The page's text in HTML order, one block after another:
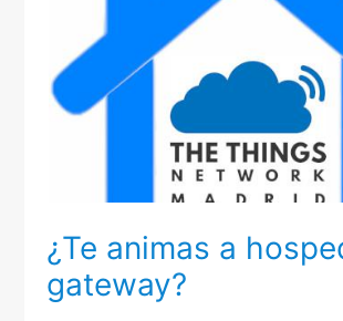
¿Te animas a
gateway?